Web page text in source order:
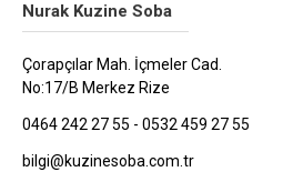
Nurak Kuzine Soba
Çorapçılar Mah. İçmeler Cad.
No:17/B Merkez Rize
0464 242 27 55 - 0532 459 27 55
bilgi@kuzinesoba.com.tr